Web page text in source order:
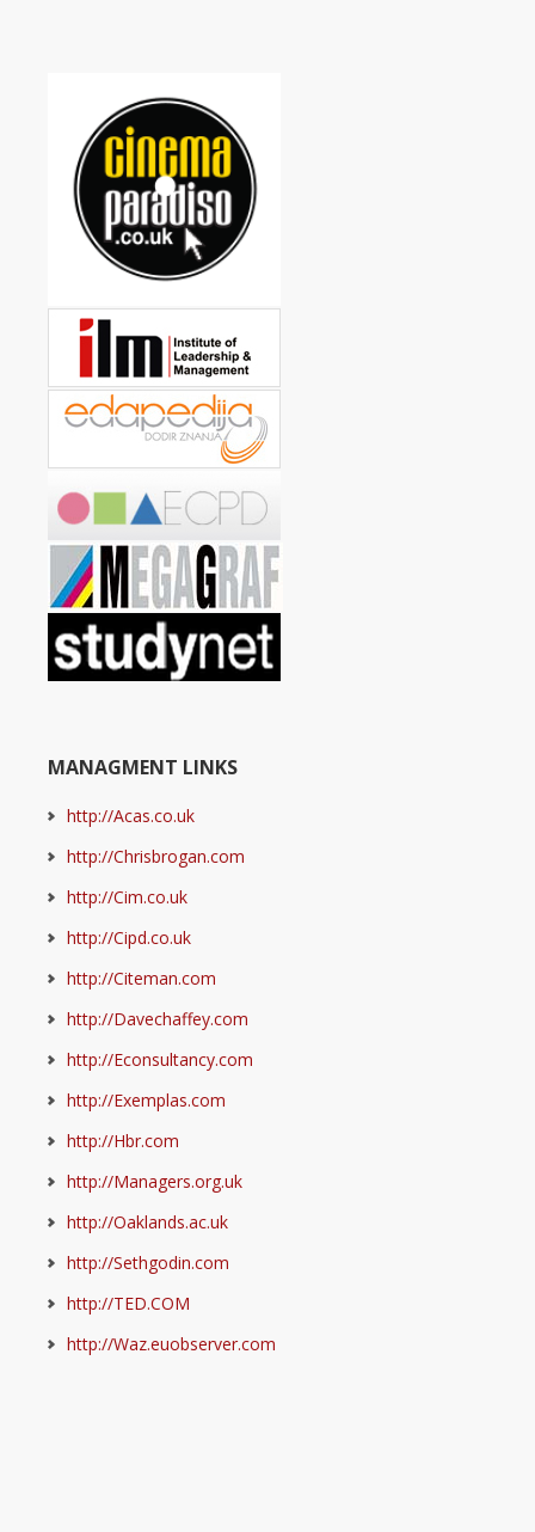
MANAGMENT LINKS
http://Acas.co.uk
http://Chrisbrogan.com
http://Cim.co.uk
http://Cipd.co.uk
http://Citeman.com
http://Davechaffey.com
http://Econsultancy.com
http://Exemplas.com
http://Hbr.com
http://Managers.org.uk
http://Oaklands.ac.uk
http://Sethgodin.com
http://TED.COM
http://Waz.euobserver.com